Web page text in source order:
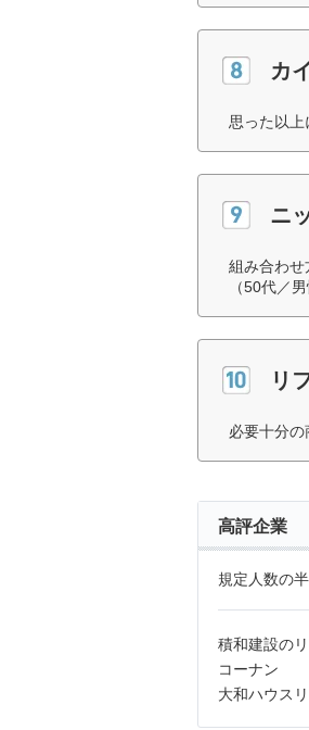
カ
思った以上
ニ
組み合わせ
（50代／男
リ
必要十分の
高評企業
規定人数の
積和建設の
コーナン
大和ハウス